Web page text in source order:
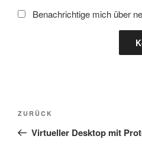
Benachrichtige mich über
Beitragsnavigation
Vorheriger
Beitrag
ZURÜCK
Virtueller Desktop mit